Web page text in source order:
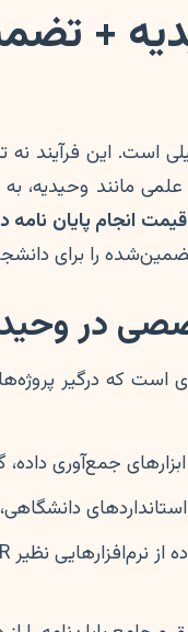
+
این فرآیند
مانند وحیدیه،
انجام پایان نامه
را برای
در
است که درگیر
جمع‌آوری